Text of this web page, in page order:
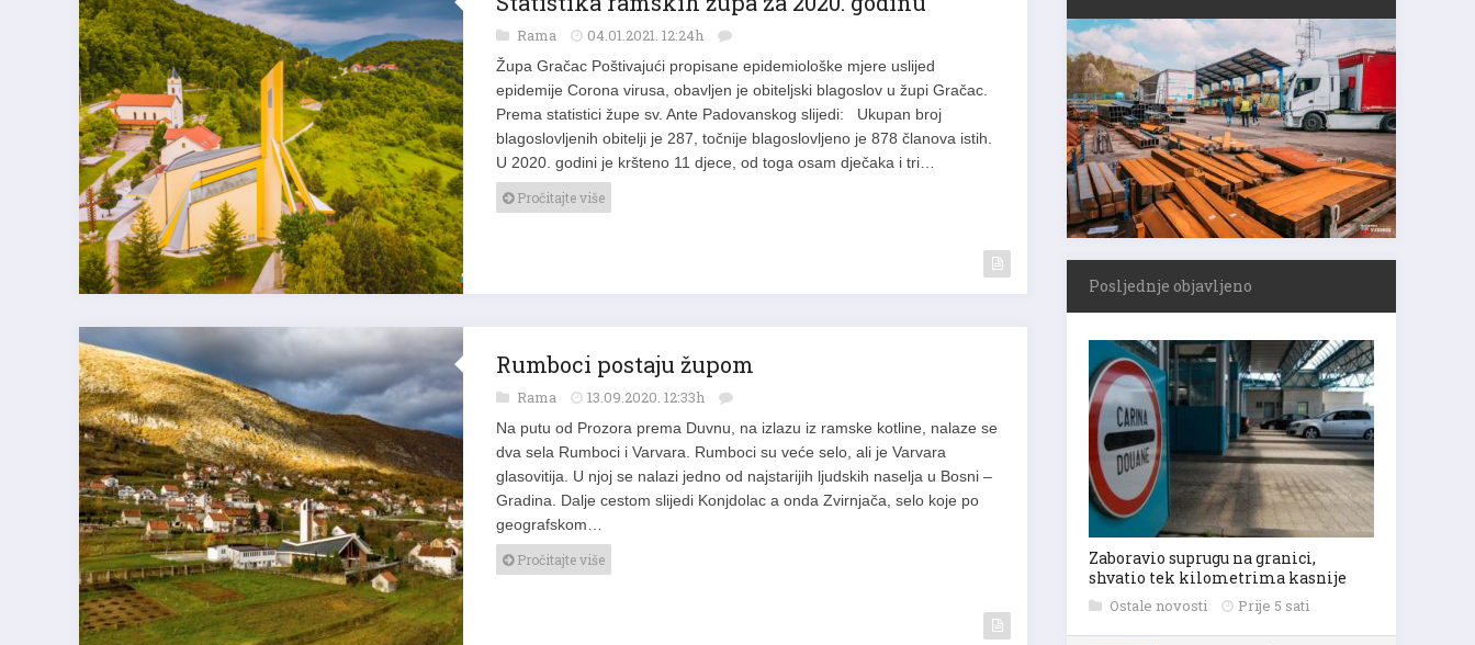
Rama 04.01.2021. 12:24h
Župa Gračac Poštivajući propisane epidemiološke mjere uslijed
epidemije Corona virusa, obavljen je obiteljski blagoslov u župi Gračac.
Prema statistici župe sv. Ante Padovanskog slijedi: Ukupan broj
blagoslovljenih obitelji je 287, točnije blagoslovljeno je 878 članova istih.
U 2020. godini je kršteno 11 djece, od toga osam dječaka i tri…
Pročitajte više
Rumboci postaju župom
Rama 13.09.2020. 12:33h
Na putu od Prozora prema Duvnu, na izlazu iz ramske kotline, nalaze se
dva sela Rumboci i Varvara. Rumboci su veće selo, ali je Varvara
glasovitija. U njoj se nalazi jedno od najstarijih ljudskih naselja u Bosni –
Gradina. Dalje cestom slijedi Konjdolac a onda Zvirnjača, selo koje po
geografskom…
Pročitajte više
Posljednje objavljeno
Zaboravio suprugu na granici,
shvatio tek kilometrima kasnije
Ostale novosti Prije 5 sati